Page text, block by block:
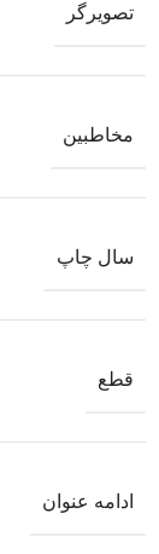
تصویرگر
مخاطبین
سال چاپ
قطع
ادامه عنوان